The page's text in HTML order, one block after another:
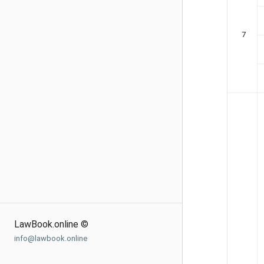
LawBook.online ©
info@lawbook.online
7